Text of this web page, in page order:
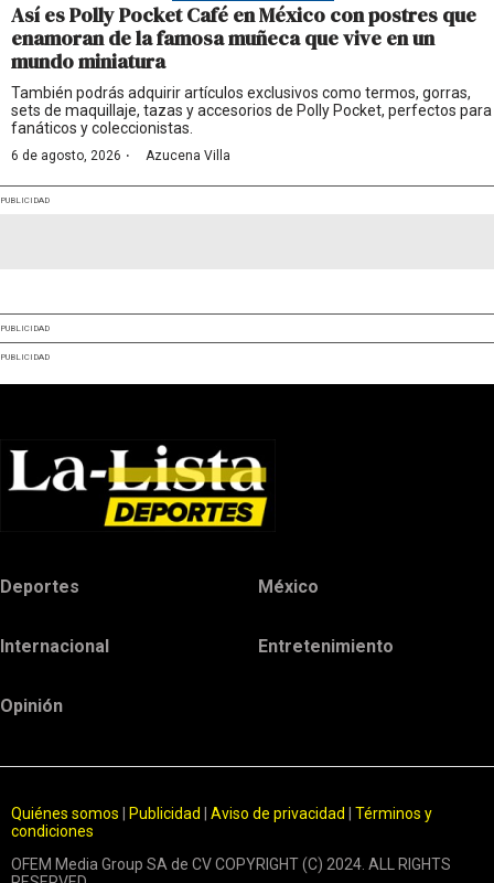
Así es Polly Pocket Café en México con postres que
enamoran de la famosa muñeca que vive en un
mundo miniatura
También podrás adquirir artículos exclusivos como termos, gorras,
sets de maquillaje, tazas y accesorios de Polly Pocket, perfectos para
fanáticos y coleccionistas.
6 de agosto, 2026 · Azucena Villa
PUBLICIDAD
PUBLICIDAD
PUBLICIDAD
Deportes México
Internacional Entretenimiento
Opinión
Quiénes somos Publicidad Aviso de privacidad
Términos y
condiciones
OFEM Media Group SA de CV COPYRIGHT (C) 2024. ALL RIGHTS